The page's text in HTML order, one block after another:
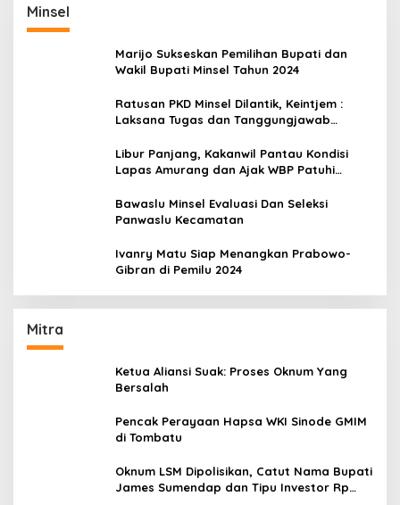
Minsel
Marijo Sukseskan Pemilihan Bupati dan
Wakil Bupati Minsel Tahun 2024
Ratusan PKD Minsel Dilantik, Keintjem :
Laksana Tugas dan Tanggungjawab
Libur Panjang, Kakanwil Pantau Kondisi
Lapas Amurang dan Ajak WBP Patuhi
Bawaslu Minsel Evaluasi Dan Seleksi
Panwaslu Kecamatan
Ivanry Matu Siap Menangkan Prabowo-
Gibran di Pemilu 2024
Mitra
Ketua Aliansi Suak: Proses Oknum Yang
Bersalah
Pencak Perayaan Hapsa WKI Sinode GMIM
di Tombatu
Oknum LSM Dipolisikan, Catut Nama Bupati
James Sumendap dan Tipu Investor Rp